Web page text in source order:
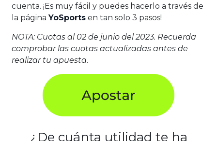
cuenta. ¡Es muy fácil y puedes hacerlo a través de
la páginaYoSports en tan solo 3 pasos!
NOTA: Cuotas al 02 de junio del 2023. Recuerda
comprobar las cuotas actualizadas antes de
realizar tu apuesta.
¿De cuánta utilidad te ha